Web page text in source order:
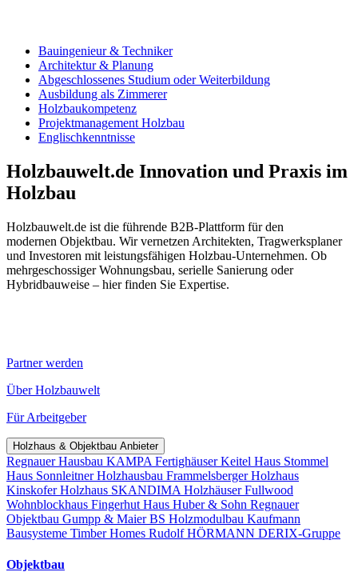
Bauingenieur & Techniker
Architektur & Planung
Abgeschlossenes Studium oder Weiterbildung
Ausbildung als Zimmerer
Holzbaukompetenz
Projektmanagement Holzbau
Englischkenntnisse
Holzbauwelt.de Innovation und Praxis im
Holzbau
Holzbauwelt.de ist die führende B2B-Plattform für den
modernen Objektbau. Wir vernetzen Architekten, Tragwerksplaner
und Investoren mit leistungsfähigen Holzbau-Unternehmen. Ob
mehrgeschossiger Wohnungsbau, serielle Sanierung oder
Hybridbauweise – hier finden Sie Expertise.
Partner werden
Über Holzbauwelt
Für Arbeitgeber
Holzhaus & Objektbau Anbieter
Regnauer Hausbau KAMPA FertighäuserKeitel Haus Stommel
Haus Sonnleitner Holzhausbau Frammelsberger Holzhaus
Kinskofer Holzhaus SKANDIMA HolzhäuserFullwood
Wohnblockhaus Fingerhut Haus Huber & Sohn Regnauer
Objektbau Gumpp & MaierBS Holzmodulbau Kaufmann
Bausysteme Timber Homes Rudolf HÖRMANN DERIX-Gruppe
Objektbau